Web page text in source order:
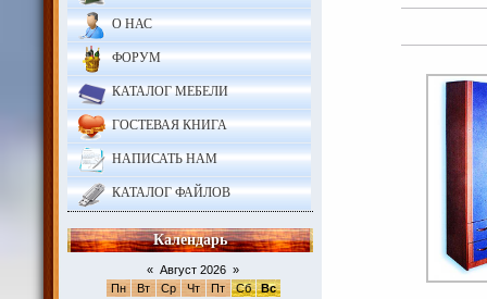
О НАС
ФОРУМ
КАТАЛОГ МЕБЕЛИ
ГОСТЕВАЯ КНИГА
НАПИСАТЬ НАМ
КАТАЛОГ ФАЙЛОВ
Календарь
« Август 2026 »
Пн
Вт Ср Чт Пт Сб
Вс